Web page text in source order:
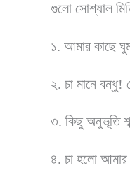
গুলো সোশ্যাল
১. আমার কাছে
২. চা মানে
৩. কিছু অনুভূতি
৪. চা হলো আমার